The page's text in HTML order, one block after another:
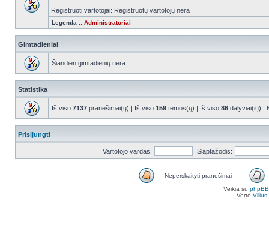
Registruoti vartotojai: Registruotų vartotojų nėra
Legenda :: Administratoriai
Gimtadieniai
Šiandien gimtadienių nėra
Statistika
Iš viso 7137 pranešimai(ų) | Iš viso 159 temos(ų) | Iš viso 86 dalyviai(ių) |
Prisijungti
Vartotojo vardas: Slaptažodis:
Neperskaityti pranešimai
Veikia su phpBB
Vertė Vilius